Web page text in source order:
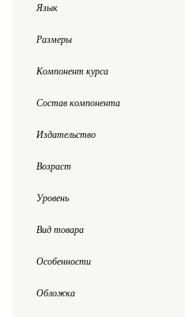
Язык
Размеры
Компонент курса
Состав компонента
Издательство
Возраст
Уровень
Вид товара
Особенности
Обложка